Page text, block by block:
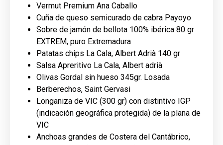
Vermut Premium Ana Caballo
Cuña de queso semicurado de cabra Payoyo
Sobre de jamón de bellota 100% ibérica 80 gr
EXTREM, puro Extremadura
Patatas chips La Cala, Albert Adrià 140 gr
Salsa Apreritivo La Cala, Albert adrià
Olivas Gordal sin hueso 345gr. Losada
Berberechos, Saint Gervasi
Longaniza de VIC (300 gr) con distintivo IGP
(indicación geográfica protegida) de la plana de
VIC
Anchoas grandes de Costera del Cantábrico,